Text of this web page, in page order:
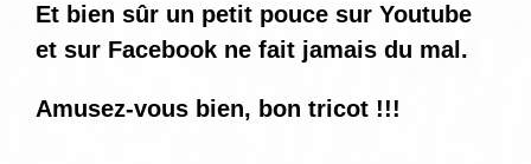
Et bien sûr un petit pouce sur Youtube
et sur Facebook ne fait jamais du mal.
Amusez-vous bien, bon tricot !!!